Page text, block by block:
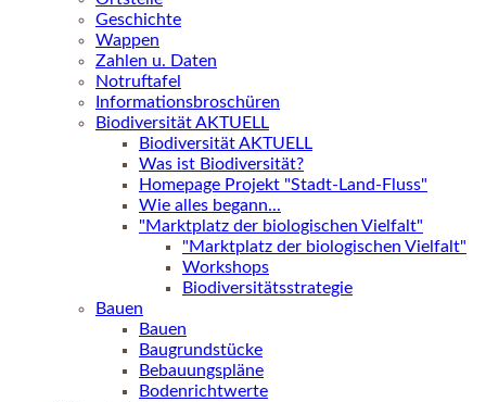
Geschichte
Wappen
Zahlen u. Daten
Notruftafel
Informationsbroschüren
Biodiversität AKTUELL
Biodiversität AKTUELL
Was ist Biodiversität?
Homepage Projekt "Stadt-Land-Fluss"
Wie alles begann...
"Marktplatz der biologischen Vielfalt"
"Marktplatz der biologischen Vielfalt"
Workshops
Biodiversitätsstrategie
Bauen
Bauen
Baugrundstücke
Bebauungspläne
Bodenrichtwerte